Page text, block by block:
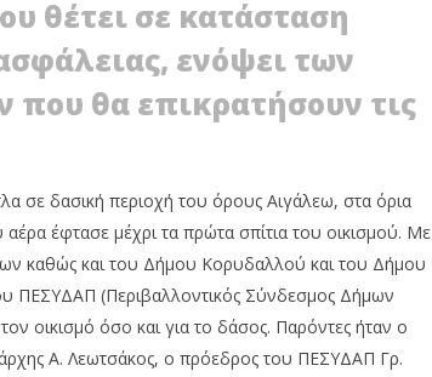
13
2020
Maxitis
Petroupolis
θέτει σε κατάσταση
ενόψει των
θα επικρατήσουν τις
σε δασική περιοχή του όρους Αιγάλεω, στα όρια
έφτασε μέχρι τα πρώτα σπίτια του οικισμού. Με
καθώς και του Δήμου Κορυδαλλού και του Δήμου
ΠΕΣΥΔΑΠ (Περιβαλλοντικός Σύνδεσμος Δήμων
οικισμό όσο και για το δάσος. Παρόντες ήταν ο
Α. Λεωτσάκος, ο πρόεδρος του ΠΕΣΥΔΑΠ Γρ.